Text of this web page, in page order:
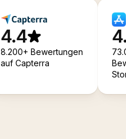
4.4
8.200+ Bewertungen
auf Capterra